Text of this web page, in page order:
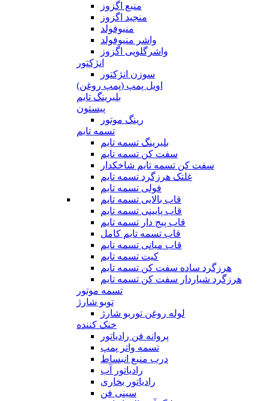
منبع اگزوز
منجید اگزوز
منیوفولد
واشر منیوفولد
واشرگلویی اگزوز
انژکتور
سوزن انژکتور
اویل پمپ (پمپ روغن)
بلبرینگ تایم
پیستون
رینگ موتور
تسمه تایم
بلبرینگ تسمه تایم
سفت کن تسمه تایم
سفت کن تسمه تایم شاخکدار
غلتک هرزگرد تسمه تایم
فولی تسمه تایم
قاب بالایی تسمه تایم
قاب پایینی تسمه تایم
قاب پیج دار تسمه تایم
قاب تسمه تایم کامل
قاب میانی تسمه تایم
کیت تسمه تایم
هرزگرد ساده سفت کن تسمه تایم
هرزگرد شیاردار سفت کن تسمه تایم
تسمه موتور
توبو شارژ
لوله روغن توربو شارژ
خنک کننده
پروانه فن رادیاتور
تسمه واتر پمپ
درب منبع انبساط
رادیاتور آب
رادیاتور بخاری
سینی فن